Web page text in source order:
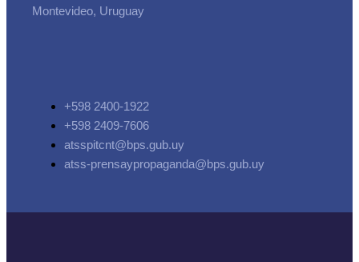
Montevideo, Uruguay
+598 2400-1922
+598 2409-7606
atsspitcnt@bps.gub.uy
atss-prensaypropaganda@bps.gub.uy